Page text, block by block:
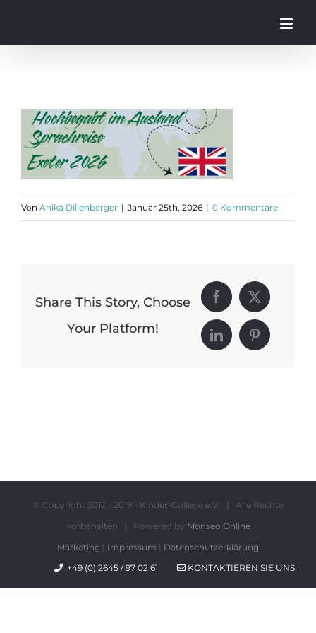
Von Anika Dillenberger | Januar 25th, 2026 | 0 Kommentare
Share This Story, Choose
Your Platform!
Facebook
X
LinkedInPinterest
© Copyright 2012 - 2019 - Kinder-College e.V. | Alle Rechte
vorbehalten | Powered by Monseo Online
Marketing | Impressum | Datenschutzerklärung
+49 (0) 2645 / 97 02 61
KONTAKTIEREN SIE UNS